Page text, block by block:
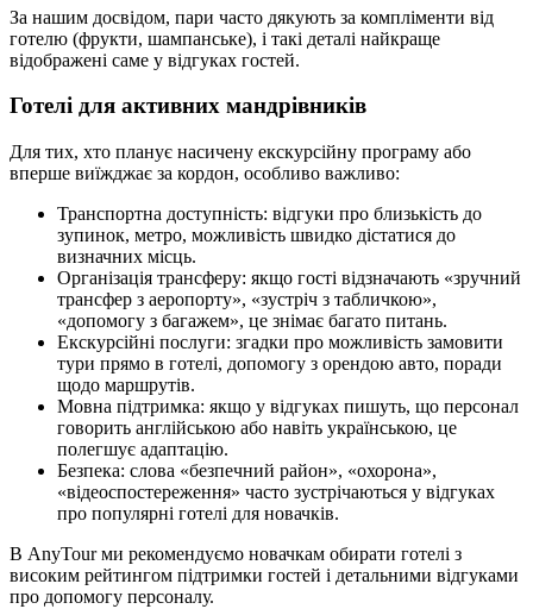
За нашим досвідом, пари часто дякують за компліменти від
готелю (фрукти, шампанське), і такі деталі найкраще
відображені саме у відгуках гостей.
Готелі для активних мандрівників
Для тих, хто планує насичену екскурсійну програму або
вперше виїжджає за кордон, особливо важливо:
Транспортна доступність: відгуки про близькість до
зупинок, метро, можливість швидко дістатися до
визначних місць.
Організація трансферу: якщо гості відзначають «зручний
трансфер з аеропорту», «зустріч з табличкою»,
«допомогу з багажем», це знімає багато питань.
Екскурсійні послуги: згадки про можливість замовити
тури прямо в готелі, допомогу з орендою авто, поради
щодо маршрутів.
Мовна підтримка: якщо у відгуках пишуть, що персонал
говорить англійською або навіть українською, це
полегшує адаптацію.
Безпека: слова «безпечний район», «охорона»,
«відеоспостереження» часто зустрічаються у відгуках
про популярні готелі для новачків.
В AnyTour ми рекомендуємо новачкам обирати готелі з
високим рейтингом підтримки гостей і детальними відгуками
про допомогу персоналу.